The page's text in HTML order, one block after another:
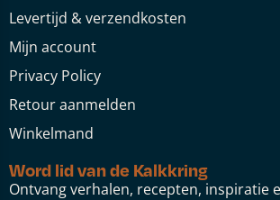
Levertijd & verzendkosten
Mijn account
Privacy Policy
Retour aanmelden
Winkelmand
Word lid van de Kalkkring
Ontvang verhalen, recepten, inspiratie